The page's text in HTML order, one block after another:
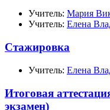
Учитель: Мария
Учитель: Елена
Стажировка
Учитель: Елена
Итоговая
экзамен)